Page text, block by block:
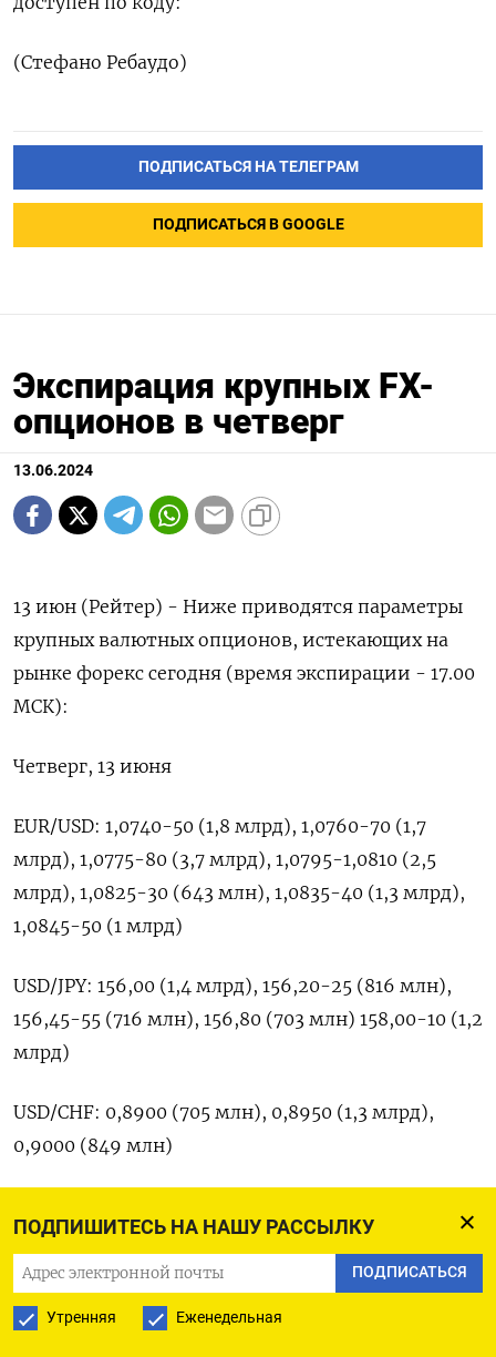
ПОДПИШИТЕСЬ НА НАШУ РАССЫЛКУ
ПОДПИСАТЬСЯ
Утренняя Еженедельная
(Стефано Ребаудо)
ПОДПИСАТЬСЯ НА ТЕЛЕГРАМ
ПОДПИСАТЬСЯ В GOOGLE
Экспирация крупных FX-
опционов в четверг
13.06.2024
13 июн (Рейтер) - Ниже приводятся параметры
крупных валютных опционов, истекающих на
рынке форекс сегодня (время экспирации - 17.00
МСК):
Четверг, 13 июня
EUR/USD: 1,0740-50 (1,8 млрд), 1,0760-70 (1,7
млрд), 1,0775-80 (3,7 млрд), 1,0795-1,0810 (2,5
млрд), 1,0825-30 (643 млн), 1,0835-40 (1,3 млрд),
1,0845-50 (1 млрд)
USD/JPY: 156,00 (1,4 млрд), 156,20-25 (816 млн),
156,45-55 (716 млн), 156,80 (703 млн) 158,00-10 (1,2
млрд)
USD/CHF: 0,8900 (705 млн), 0,8950 (1,3 млрд),
0,9000 (849 млн)
1,3750 (1,5 млрд), 1,3775 (725 млн)
GBP/USD: 1,2700 (494 млн), 1,2750 (594 млн),
1,2775 (254 млн), 1,2795-1,2800 (274 млн)